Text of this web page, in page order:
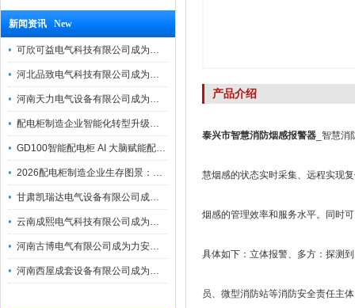
新闻资讯 New
可欣可益电气科技有限公司成为力安电易云战略合作伙伴，共创智能配电新未来
河北品致电气科技有限公司成为力安电易云战略合作伙伴，共创智能配电新未来
河南天力电气设备有限公司成为力安电易云战略合作伙伴，共创智能配电新未来
配电柜制造企业智能化转型升级研讨会在力安成功举办
GD100智能配电柜 AI 大脑赋能配电柜制造企业高压一键顺控！
2026配电柜制造企业生存图景：市场、政策与智能化转型路径
甘肃凯瑞达电气设备有限公司成为电易云战略合作伙伴，共创智能配电新未来
云南成熙电气科技有限公司成为力安电易云战略合作伙伴，共创智能配电新未来
河南古博电气有限公司成为力安电易云战略合作伙伴，共创智能配电新未来！
河南西屋成套设备有限公司成为力安电易云战略合作伙伴，共创智能配电新未来
产品介绍
泰兴市智慧消防烟感报警器 _智慧
慧烟感的状态实时采集、远程实现
烟感的管理效率和服务水平。同时
具体如下：立体报警、多方：探测
员、微型消防站等消防安全责任主